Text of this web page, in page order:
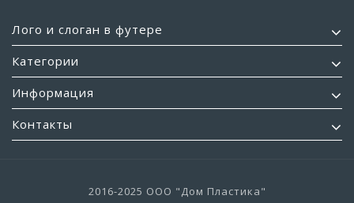
Лого и слоган в футере
Категории
Информация
Контакты
2016-2025 ООО "Дом Пластика"